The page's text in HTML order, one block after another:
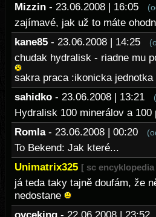
Mizzin - 23.06.2008 | 16:05
zajímavé, jak už to máte
kane85 - 23.06.2008 | 14:25
chudak hydralisk - riadne mu
sakra praca :ikonicka
sahidko - 23.06.2008 | 13:21
Hydralisk 100 minerálov a
Romla - 23.06.2008 | 00:20
To Bekend: Jak které...
Unimatrix325 [ sc encyklopedia
já teda taky tajně doufám, že
nedostane